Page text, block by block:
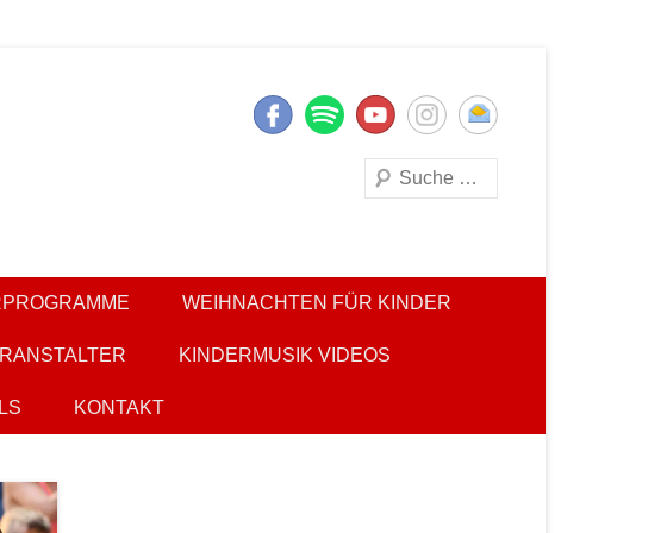
Suchen
WEIHNACHTEN FÜR KINDER
KINDERMUSIK VIDEOS
KONTAKT